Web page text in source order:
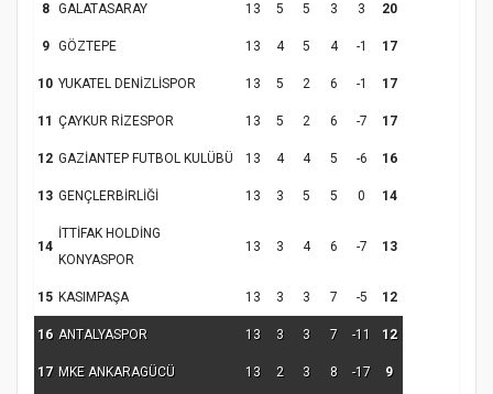
Samsun Atakum’da Ayasofya Camii
koparıyor mu?
8 GALATASARAY 13 5 5 3 3 20
9 GÖZTEPE 13 4 5 4 -1 17
10 YUKATEL DENİZLİSPOR 13 5 2 6 -1 17
11 ÇAYKUR RİZESPOR 13 5 2 6 -7 17
12 GAZİANTEP FUTBOL KULÜBÜ 13 4 4 5 -6 16
13 GENÇLERBİRLİĞİ 13 3 5 5 0 14
14
İTTİFAK HOLDİNG
KONYASPOR
13 3 4 6 -7 13
15 KASIMPAŞA 13 3 3 7 -5 12
16 ANTALYASPOR 13 3 3 7 -11 12
17 MKE ANKARAGÜCÜ 13 2 3 8 -17 9